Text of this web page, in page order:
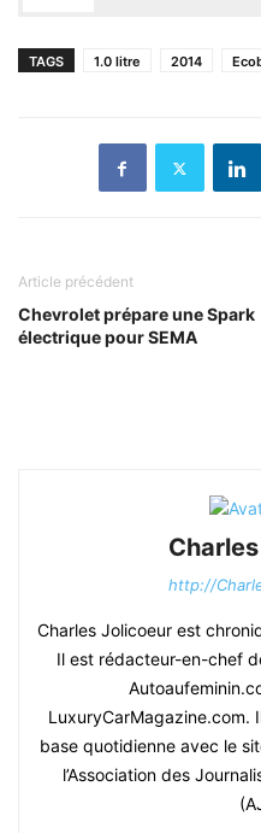
TAGS 1.0 litre 2014
Article précédent
Chevrolet prépare une Spark
électrique pour SEMA
http://
Charles Jolicoeur est
Il est rédacteur-en-chef
LuxuryCarMagazine.com.
base quotidienne avec le
l’Association des